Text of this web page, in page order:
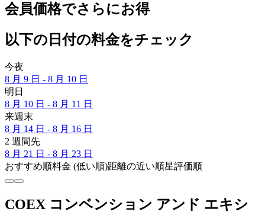
会員価格でさらにお得
以下の日付の料金をチェック
今夜
8 月 9 日 - 8 月 10 日
明日
8 月 10 日 - 8 月 11 日
来週末
8 月 14 日 - 8 月 16 日
2 週間先
8 月 21 日 - 8 月 23 日
おすすめ順料金 (低い順)距離の近い順星評価順
COEX コンベンション アンド エキシ